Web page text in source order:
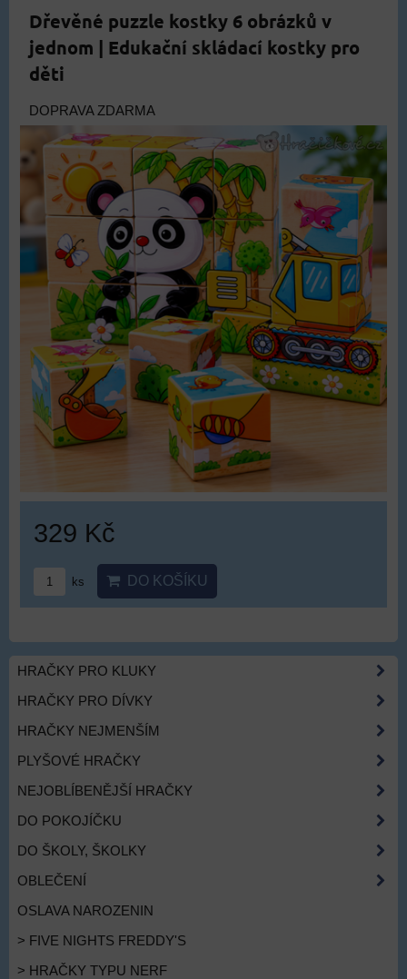
Dřevěné puzzle kostky 6 obrázků v
jednom | Edukační skládací kostky pro
děti
DOPRAVA ZDARMA
329 Kč
ks DO KOŠÍKU
HRAČKY PRO KLUKY
HRAČKY PRO DÍVKY
HRAČKY NEJMENŠÍM
PLYŠOVÉ HRAČKY
NEJOBLÍBENĚJŠÍ HRAČKY
DO POKOJÍČKU
DO ŠKOLY, ŠKOLKY
OBLEČENÍ
OSLAVA NAROZENIN
> FIVE NIGHTS FREDDY'S
> HRAČKY TYPU NERF